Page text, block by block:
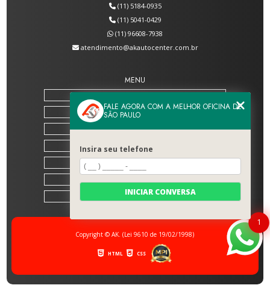
(11) 5184-0935
(11) 5041-0429
(11) 96608-7938
atendimento@akautocenter.com.br
MENU
HOME
SOBRE NÓS
SERVIÇOS
BLOG
MAPA DO SITE
Copyright © AK. (Lei 9610 de 19/02/1998)
HTML CSS
1
FALE AGORA COM A MELHOR OFICINA DE
SÃO PAULO
Insira seu telefone
INICIAR CONVERSA